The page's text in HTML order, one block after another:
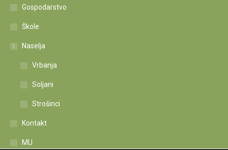
Gospodarstvo
Škole
Naselja
Vrbanja
Soljani
Strošinci
Kontakt
MU